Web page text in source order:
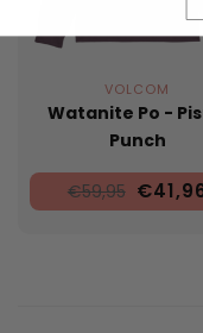
VOLCOM
Watanite Po -
Punch
€59,95